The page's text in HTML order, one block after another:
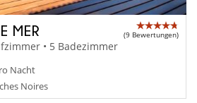
MER (9 Bewertungen)
• 5 Badezimmer
Nacht
Noires